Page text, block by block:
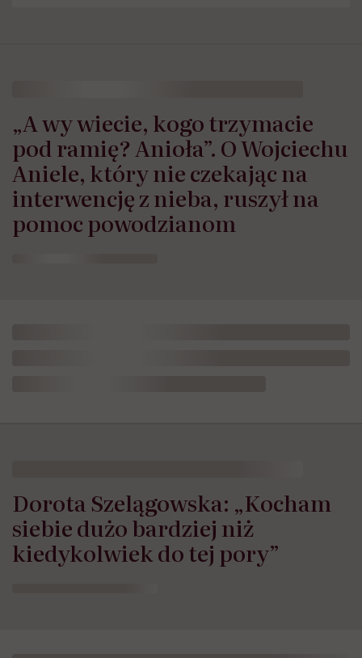
„A wy wiecie, kogo trzymacie
pod ramię? Anioła”. O Wojciechu
Aniele, który nie czekając na
interwencję z nieba, ruszył na
pomoc powodzianom
Dorota Szelągowska: „Kocham
siebie dużo bardziej niż
kiedykolwiek do tej pory”